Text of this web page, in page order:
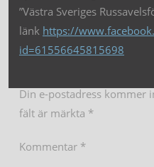
”Västra Sveriges
länk https://
id=61556645815698
Din e-postadress kommer
fält är märkta *
Kommentar *